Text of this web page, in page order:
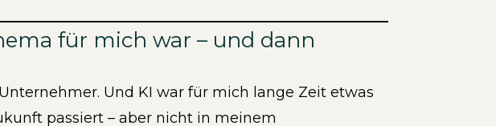
für mich war – und dann
Und KI war für mich lange Zeit etwas
passiert – aber nicht in meinem